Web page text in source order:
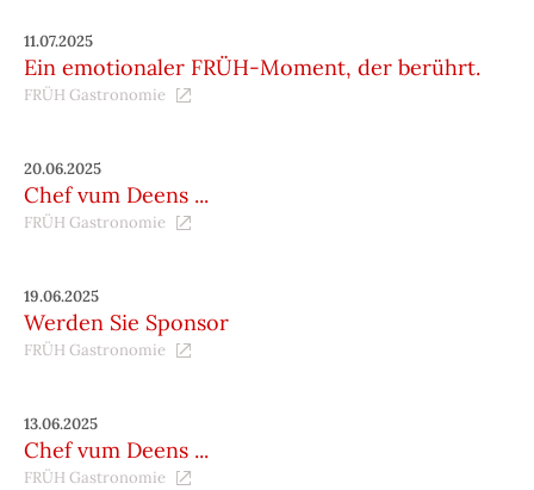
11.07.2025
Ein emotionaler FRÜH-Moment, der berührt.
FRÜH Gastronomie
20.06.2025
Chef vum Deens ...
FRÜH Gastronomie
19.06.2025
Werden Sie Sponsor
FRÜH Gastronomie
13.06.2025
Chef vum Deens ...
FRÜH Gastronomie